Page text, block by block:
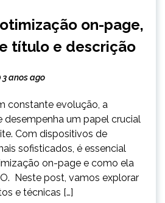
on-page,
título e descrição
3 anos ago
constante evolução, a
um papel crucial
Com dispositivos de
sofisticados, é essencial
on-page e como ela
Neste post, vamos explorar
e técnicas […]